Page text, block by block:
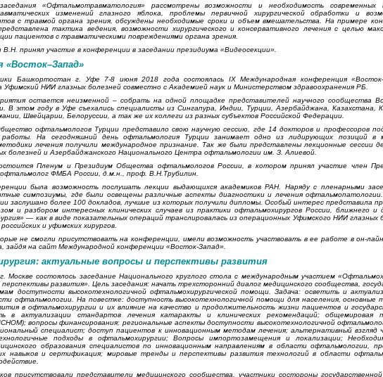
«Офтальмотравматология» рассмотрены возможности и необходимость современных
изменений глазного яблока, проблемы первичной хирургической обработки и
с травмой органа зрения, обсуждены необходимые сроки и объем вмешательства. На примере
тактика ведения, возможности хирургического и консервативного лечения с целью
пациентов с травматическими повреждениями органа зрения.
принял участие в конференции в заседании президиума «Видеосекции».
«Восток–Запад»
Башкортостан г. Уфе 7-8 июня 2018 года состоялась IX Международная конференция
НИИ глазных болезней совместно с Академией наук и Министерством здравоохранения РБ.
остается неизменной – собрать на одной площадке представителей научного сообщества
В этом году в Уфе съехались специалисты из Сингапура, Индии, Турции, Азербайджана, Казахстана,
Швейцарии, Белоруссии, а так же их коллеги из разных субъектов Российской Федерации.
офтальмологов Турции представило свою научную сессию, где 14 докторов и профессоров
работы. На сегодняшний день офтальмология Турции занимает одно из лидирующих позиций в
лечения получили международное признание. Так же были представлены лекционные сессии
болезней и Азербайджанского Национального Центра офтальмологии им. З. Алиевой.
Пленум и Президиум Общества офтальмологов России, в котором принял участие член
ФМБА России, д.м.н., проф. В.Н.Трубилин.
была возможность послушать лекции выдающихся академиков РАН. Наряду с пленарными
симпозиумы, где были освещены различные аспекты диагностики и лечения
заслушано более 100 докладов, лучшие из которых получили дипломы. Особый интерес представила
и разбором интересных клинических случаев из практики офтальмохирургов России, ближнего и
— как в виде показательных операций транслировалась из операционных Уфимского НИИ глазных
и уфимских хирургов.
не смогли присутствовать на конференции, имели возможность участвовать в ее работе в он-
зайдя на сайт Международной конференции «Восток-Запад».
актуальные вопросы и перспективы развития
Москве состоялось заседание Национального круглого стола с международным участием
развития». Цель заседания: начать трехсторонний диалог медицинского сообщества,
доступности высокотехнологичной офтальмохирургической помощи. Задача: осветить и
офтальмологии. На повестке: доступность высокотехнологичной помощи для населения, основные
в офтальмохирургии и их влияние на качество и продолжительность жизни пациентов и
в актуализации стандартов лечения катаракты и клинических рекомендаций; общемировая
вопросы финансирования; региональные аспекты доступности высокотехнологичной
специалист; доступ пациентов к инновационным методам лечения; альтернативный взгляд
подходы в офтальмохирургии; Вопросы импортозамещения и локализации;
образования специалистов по инновационным направлениям в области офтальмологии,
навыков и сертификация; мировые тренды и перспективы развития технологий в области
присутствовали представители медицинского сообщества, участники состороны государственной